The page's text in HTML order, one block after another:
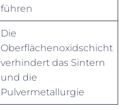
führen
Die
Oberflächenoxidschicht
verhindert das Sintern
und die
Pulvermetallurgie